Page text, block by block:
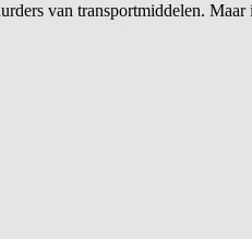
van transportmiddelen.